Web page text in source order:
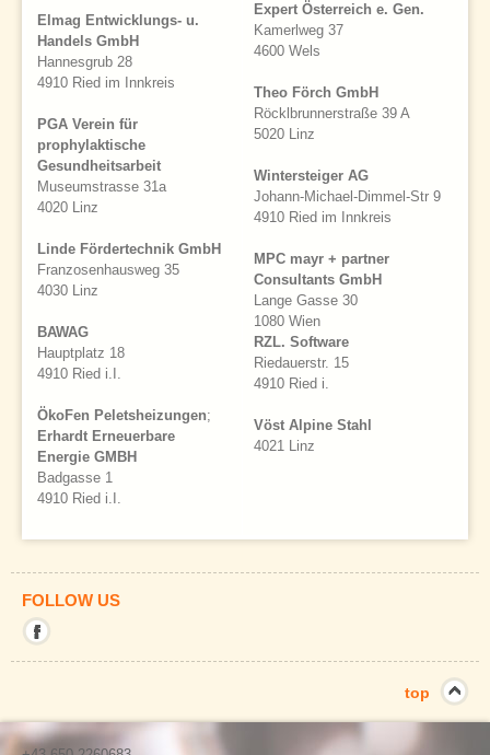
Elmag Entwicklungs- u.
Handels GmbH
Hannesgrub 28
4910 Ried im Innkreis
PGA Verein für
prophylaktische
Gesundheitsarbeit
Museumstrasse 31a
4020 Linz
Linde Fördertechnik GmbH
Franzosenhausweg 35
4030 Linz
BAWAG
Hauptplatz 18
4910 Ried i.I.
ÖkoFen Peletsheizungen;
Erhardt Erneuerbare
Energie GMBH
Badgasse 1
4910 Ried i.I.
Expert Österreich e. Gen.
Kamerlweg 37
4600 Wels
Theo Förch GmbH
Röcklbrunnerstraße 39 A
5020 Linz
Wintersteiger AG
Johann-Michael-Dimmel-Str 9
4910 Ried im Innkreis
MPC mayr + partner
Consultants GmbH
Lange Gasse 30
1080 Wien
RZL. Software
Riedauerstr. 15
4910 Ried i.
Vöst Alpine Stahl
4021 Linz
FOLLOW US
Link
die
aktuelle
top